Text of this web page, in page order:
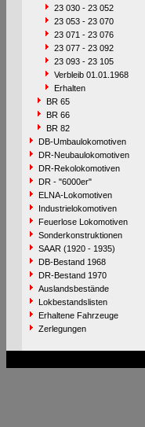
23 030 - 23 052
23 053 - 23 070
23 071 - 23 076
23 077 - 23 092
23 093 - 23 105
Verbleib 01.01.1968
Erhalten
BR 65
BR 66
BR 82
DB-Umbaulokomotiven
DR-Neubaulokomotiven
DR-Rekolokomotiven
DR - "6000er"
ELNA-Lokomotiven
Industrielokomotiven
Feuerlose Lokomotiven
Sonderkonstruktionen
SAAR (1920 - 1935)
DB-Bestand 1968
DR-Bestand 1970
Auslandsbestände
Lokbestandslisten
Erhaltene Fahrzeuge
Zerlegungen